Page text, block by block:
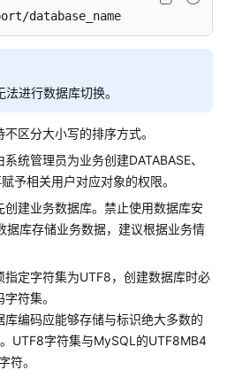
database_name
进行数据库切换。
区分大小写的排序方式。
统管理员为业务创建DATABASE、
予相关用户对应对象的权限。
创建业务数据库。禁止使用数据库安
库存储业务数据，建议根据业务情
指定字符集为UTF8，创建数据库时必
符集。
编码应能够存储与标识绝大多数的
UTF8字符集与MySQL的UTF8MB4
符。